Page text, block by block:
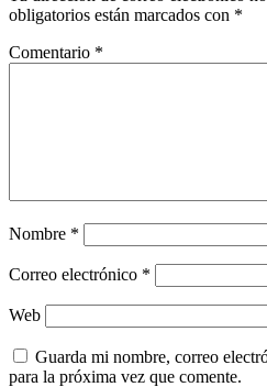
obligatorios están marcados con *
Comentario *
Nombre *
Correo electrónico *
Web
Guarda mi nombre, correo
para la próxima vez que comente.